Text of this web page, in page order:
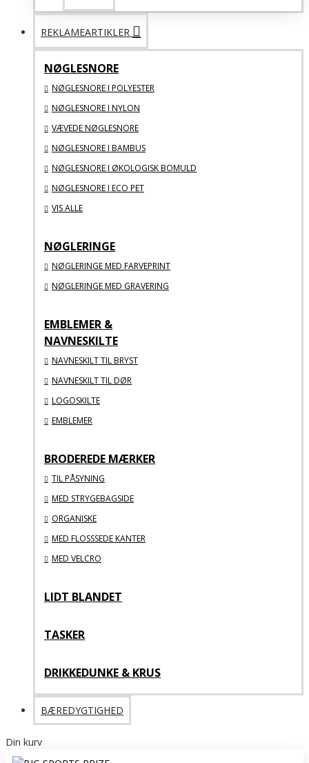
REKLAMEARTIKLER
NØGLESNORE
NØGLESNORE I POLYESTER
NØGLESNORE I NYLON
VÆVEDE NØGLESNORE
NØGLESNORE I BAMBUS
NØGLESNORE I ØKOLOGISK BOMULD
NØGLESNORE I ECO PET
VIS ALLE
NØGLERINGE
NØGLERINGE MED FARVEPRINT
NØGLERINGE MED GRAVERING
EMBLEMER &
NAVNESKILTE
NAVNESKILT TIL BRYST
NAVNESKILT TIL DØR
LOGOSKILTE
EMBLEMER
BRODEREDE MÆRKER
TIL PÅSYNING
MED STRYGEBAGSIDE
ORGANISKE
MED FLOSSSEDE KANTER
MED VELCRO
LIDT BLANDET
TASKER
DRIKKEDUNKE & KRUS
BÆREDYGTIGHED
Din kurv